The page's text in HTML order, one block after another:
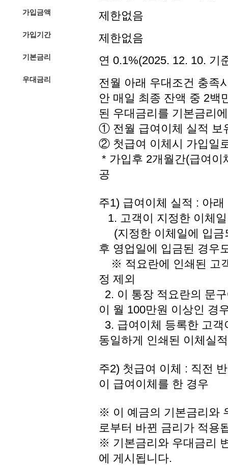
가입금액 제한없음
가입기간 제한없음
기본금리 연 0.1%(2025. 12. 10. 기
우대금리
전월 아래 우대조건 충족
안 매일 최종 잔액 중 2백
된 우대금리를 기본금리
① 전월 급여이체 실적 보
② 첫급여 이체시 가입일
* 가입후 2개월간(급여이
공
주1) 급여이체 실적 : 아
1. 고객이 지정한 이체
(지정한 이체일에 입금
후 영업일에 입금된 경우
※ 적요란에 인쇄된 고
정 제외
2. 이 통장 적요란의 문
이 월 100만원 이상인 경
3. 급여이체 등록한 고
동일하게 인쇄된 이체실
주2) 첫급여 이체 : 직전
이 급여이체를 한 경우
※ 이 예금의 기본금리와
로부터 바뀐 금리가 적용
※ 기본금리와 우대금리
에 게시됩니다.